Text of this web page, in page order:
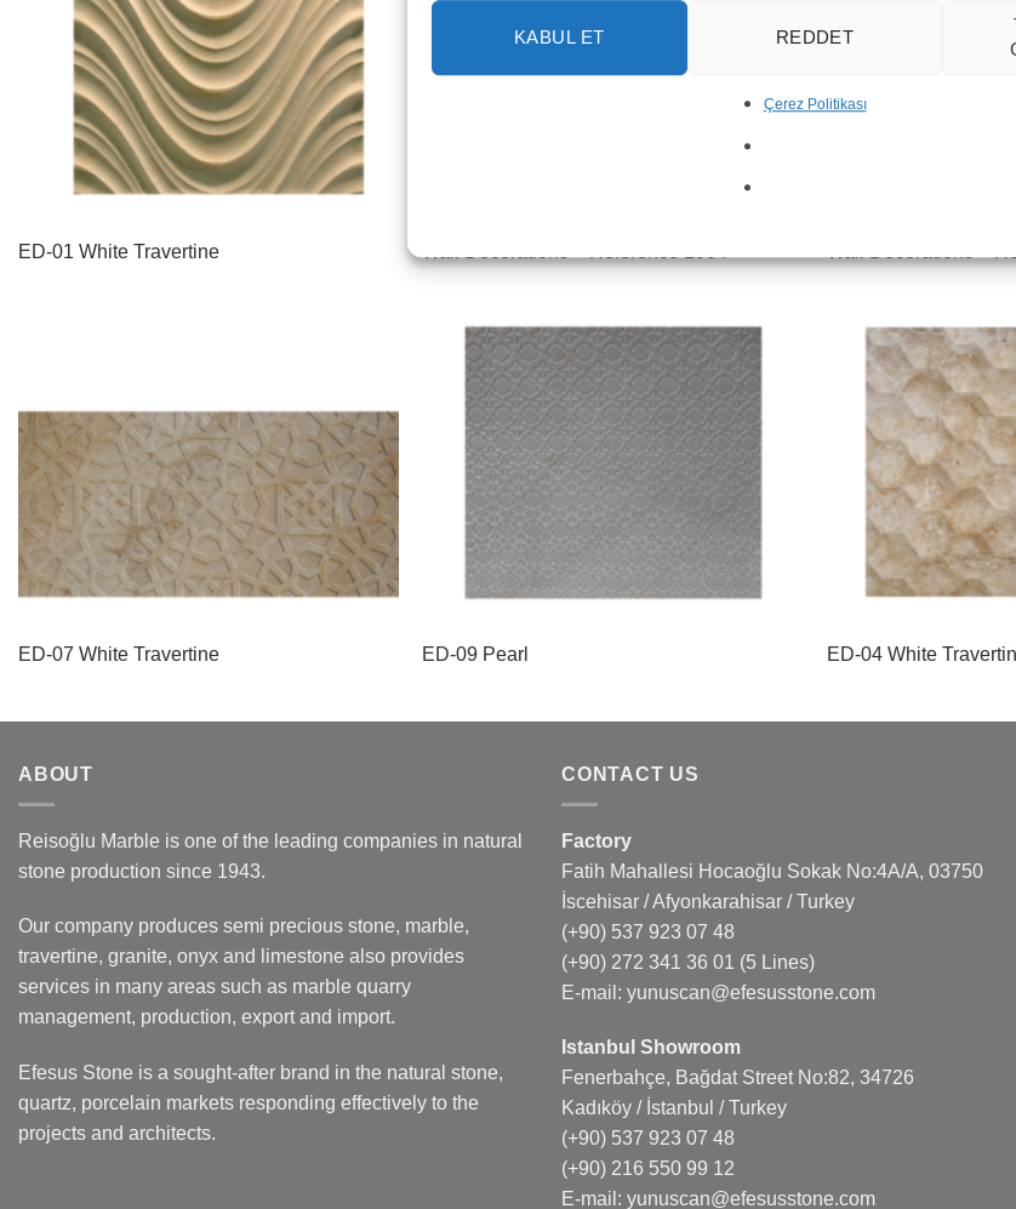
KABUL ET REDDET
Çerez Politikası
ED-01 White Travertine
ED-07 White Travertine ED-09 Pearl ED-04 White
ABOUT
Reisoğlu Marble is one of the leading companies in natural
stone production since 1943.
Our company produces semi precious stone, marble,
travertine, granite, onyx and limestone also provides
services in many areas such as marble quarry
management, production, export and import.
Efesus Stone is a sought-after brand in the natural stone,
quartz, porcelain markets responding effectively to the
projects and architects.
CONTACT US
Factory
Fatih Mahallesi Hocaoğlu Sokak No:4A/A, 03750
İscehisar / Afyonkarahisar / Turkey
(+90) 537 923 07 48
(+90) 272 341 36 01 (5 Lines)
E-mail: yunuscan@efesusstone.com
Istanbul Showroom
Fenerbahçe, Bağdat Street No:82, 34726
Kadıköy / İstanbul / Turkey
(+90) 537 923 07 48
(+90) 216 550 99 12
E-mail: yunuscan@efesusstone.com